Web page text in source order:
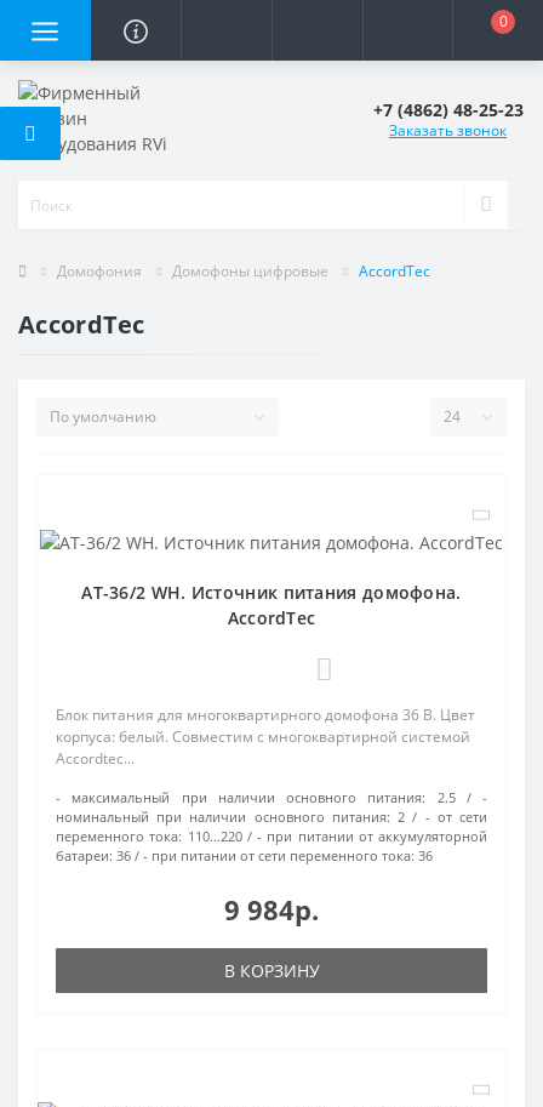
0
+7 (4862) 48-25-23
Заказать звонок
Домофония Домофоны цифровые AccordTec
AccordTec
AT-36/2 WH. Источник питания домофона.
AccordTec
Блок питания для многоквартирного домофона 36 В. Цвет
корпуса: белый. Совместим с многоквартирной системой
Accordtec...
- максимальный при наличии основного питания: 2.5
-
номинальный при наличии основного питания: 2
- от сети
переменного тока: 110…220
- при питании от аккумуляторной
батареи: 36 - при питании от сети переменного тока: 36
9 984р.
В КОРЗИНУ